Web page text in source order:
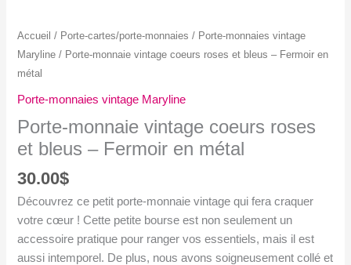
Accueil / Porte-cartes/porte-monnaies / Porte-monnaies vintage
Maryline / Porte-monnaie vintage coeurs roses et bleus – Fermoir en
métal
Porte-monnaies vintage Maryline
Porte-monnaie vintage coeurs roses
et bleus – Fermoir en métal
30.00$
Découvrez ce petit porte-monnaie vintage qui fera craquer
votre cœur ! Cette petite bourse est non seulement un
accessoire pratique pour ranger vos essentiels, mais il est
aussi intemporel. De plus, nous avons soigneusement collé et